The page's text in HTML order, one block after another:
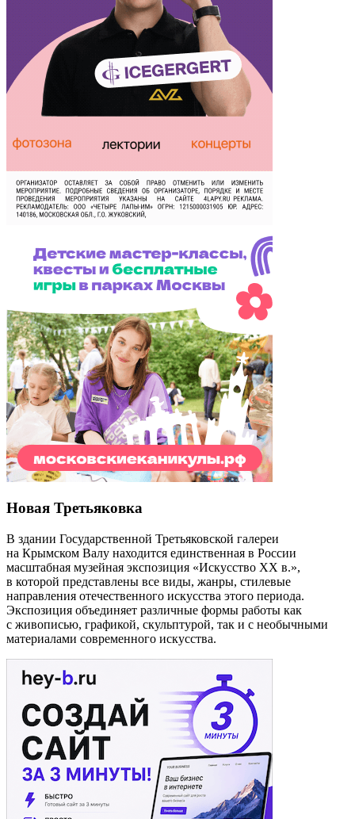
Новая Третьяковка
В здании Государственной Третьяковской галереи
на Крымском Валу находится единственная в России
масштабная музейная экспозиция «Искусство ХХ в.»,
в которой представлены все виды, жанры, стилевые
направления отечественного искусства этого периода.
Экспозиция объединяет различные формы работы как
с живописью, графикой, скульптурой, так и с необычными
материалами современного искусства.